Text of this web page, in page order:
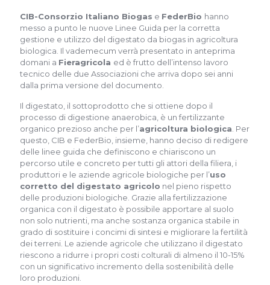
CIB-Consorzio Italiano Biogas e FederBio hanno
messo a punto le nuove Linee Guida per la corretta
gestione e utilizzo del digestato da biogas in agricoltura
biologica. Il vademecum verrà presentato in anteprima
domani a Fieragricola ed è frutto dell’intenso lavoro
tecnico delle due Associazioni che arriva dopo sei anni
dalla prima versione del documento.
Il digestato, il sottoprodotto che si ottiene dopo il
processo di digestione anaerobica, è un fertilizzante
organico prezioso anche per l’agricoltura biologica. Per
questo, CIB e FederBio, insieme, hanno deciso di redigere
delle linee guida che definiscono e chiariscono un
percorso utile e concreto per tutti gli attori della filiera, i
produttori e le aziende agricole biologiche per l’uso
corretto del digestato agricolo nel pieno rispetto
delle produzioni biologiche. Grazie alla fertilizzazione
organica con il digestato è possibile apportare al suolo
non solo nutrienti, ma anche sostanza organica stabile in
grado di sostituire i concimi di sintesi e migliorare la fertilità
dei terreni. Le aziende agricole che utilizzano il digestato
riescono a ridurre i propri costi colturali di almeno il 10-15%
con un significativo incremento della sostenibilità delle
loro produzioni.